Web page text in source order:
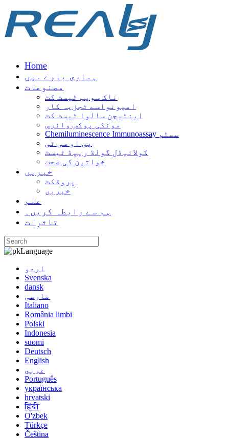
Home
ہماری بارے ميں
مصنوعات
ناک سویب ٹیسٹ کٹ
امیونواسے تجزیہ کار
اینٹیجن سالوا ٹیسٹ کٹ
مونکی پوکس وائرس
Chemiluminescence Immunoassay سسٹم
پی او سی ٹی
کولائیڈل گولڈ ریپڈ ٹیسٹ
خواتین کی صحت
خبریں
پروڈکٹ
خبریں
علم
ہم سے رابطہ کریں۔
تاثرات
Language
اردو
Svenska
dansk
فارسی
Italiano
România limbi
Polski
Indonesia
suomi
Deutsch
English
عربي
Português
українська
hrvatski
हिंदी
O'zbek
Türkçe
Čeština